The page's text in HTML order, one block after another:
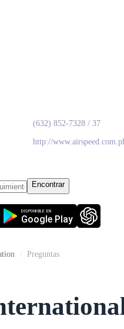
(632) 852-7328 / 37
http://
Encontrar
Google Play
DISPONIBLE EN
/ Preguntas